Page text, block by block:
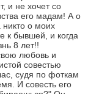
и не хочет со
его мадам! А о
никто о моих
к бывшей, и когда
8 лет!!
любовь и
совестью
судя по фоткам
И совесть его